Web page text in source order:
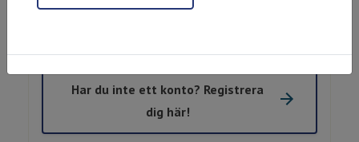
Har du inte ett konto? Registrera
dig här!